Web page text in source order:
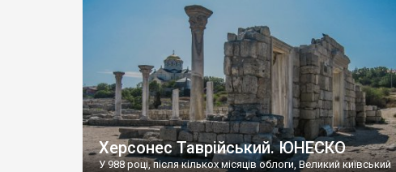
візантійської доби. Раритети викрадені з фондів об’єкту
культурної спадщини ЮНЕСКО «Херсонеса Таврійського».
Офіційно – на виставку «Золото Візантії», але експерти та
влада в Україні вважають це лише […]
Херсонес Таврійський. ЮНЕСКО
У 988 році, після кількох місяців облоги, Великий київський